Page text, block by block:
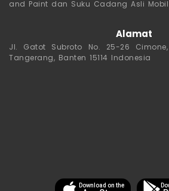
and Paint dan Suku Cadang Asli
Alamat
Jl. Gatot Subroto No. 25-26
Tangerang, Banten 15114 Indonesia
Download on the